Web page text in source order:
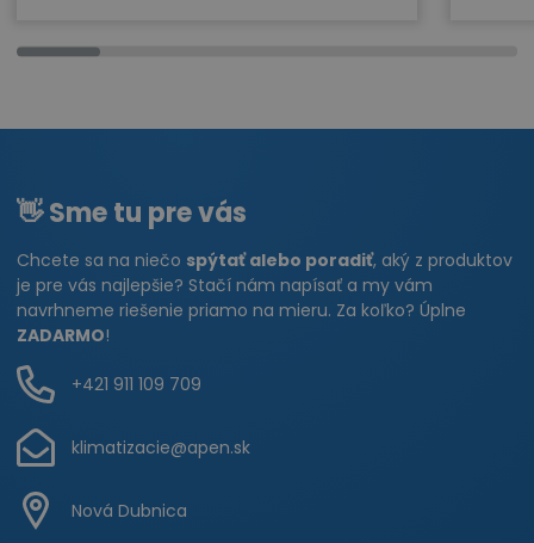
👋 Sme tu pre vás
Chcete sa na niečo spýtať alebo poradiť, aký z produktov
je pre vás najlepšie? Stačí nám napísať a my vám
navrhneme riešenie priamo na mieru. Za koľko? Úplne
ZADARMO!
+421 911 109 709
klimatizacie@apen.sk
Nová Dubnica